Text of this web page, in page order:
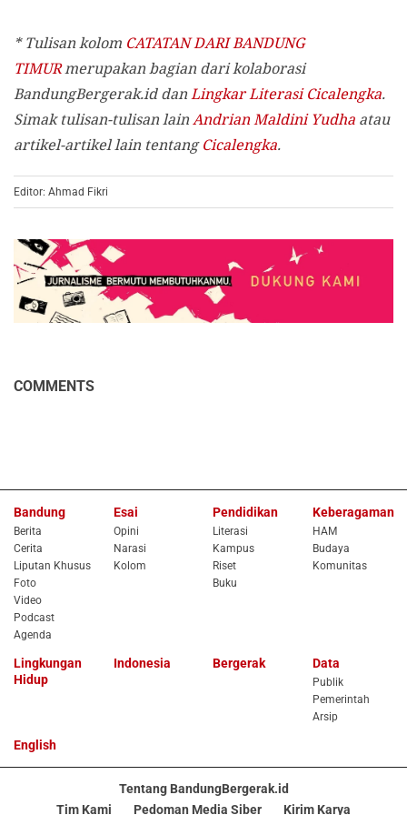
* Tulisan kolom CATATAN DARI BANDUNG
TIMURmerupakan bagian dari kolaborasi
BandungBergerak.id danLingkar Literasi Cicalengka.
Simak tulisan-tulisan lainAndrian Maldini Yudha atau
artikel-artikel lain tentangCicalengka.
Editor: Ahmad Fikri
COMMENTS
Bandung
Berita
Cerita
Liputan Khusus
Foto
Video
Podcast
Agenda
Esai
Opini
Narasi
Kolom
Pendidikan
Literasi
Kampus
Riset
Buku
Keberagaman
HAM
Budaya
Komunitas
Lingkungan
Hidup
Indonesia Bergerak Data
Publik
Pemerintah
Arsip
English
Tentang BandungBergerak.id
Tim Kami
Pedoman Media Siber Kirim Karya